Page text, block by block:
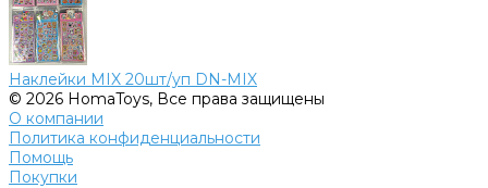
Наклейки MIX 20шт/уп DN-MIX
© 2026 HomaToys, Все права защищены
О компании
Политика конфиденциальности
Помощь
Покупки